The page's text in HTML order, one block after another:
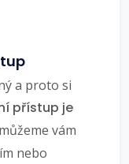
a proto si
přístup je
vám
nebo